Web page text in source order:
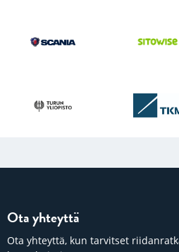
Ota yhteyttä
Ota yhteyttä, kun tarvitset